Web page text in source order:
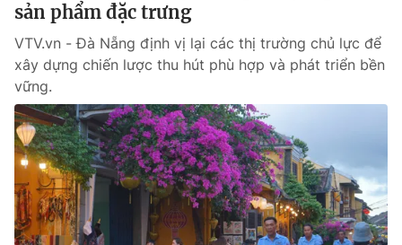
Liên hệ tòa soạn
THỜI BÁO VTV
Theo dõi báo trên
Cơ quan chủ quản:
Đài Truyền hình Việt Nam
sản phẩm đặc trưng
VTV.vn - Đà Nẵng định vị lại các thị trường chủ lực để
xây dựng chiến lược thu hút phù hợp và phát triển bền
vững.